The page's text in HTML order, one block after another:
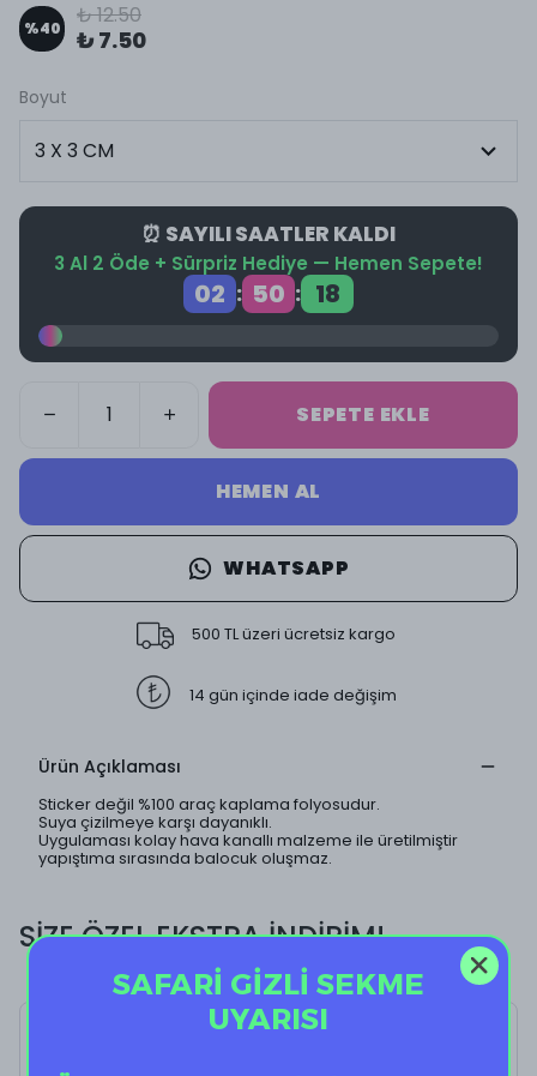
%40 ₺ 12.50
₺ 7.50
Boyut
⏰ SAYILI SAATLER KALDI
3 Al 2 Öde + Sürpriz Hediye — Hemen Sepete!
02 : 50 : 18
SEPETE EKLE
HEMEN AL
WHATSAPP
500 TL üzeri ücretsiz kargo
14 gün içinde iade değişim
Ürün Açıklaması
Sticker değil %100 araç kaplama folyosudur.
Suya çizilmeye karşı dayanıklı.
Uygulaması kolay hava kanallı malzeme ile üretilmiştir
yapıştıma sırasında balocuk oluşmaz.
SİZE ÖZEL EKSTRA İNDİRİM!
SAFARİ GİZLİ SEKME
UYARISI